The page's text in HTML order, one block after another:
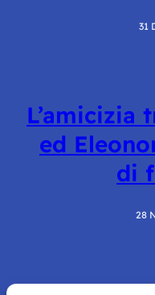
31
L’amicizia
ed
di
28